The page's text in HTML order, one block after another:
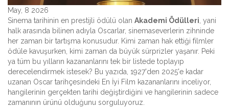
May, 8 2026
Sinema tarihinin en prestijli ödülü olan Akademi Ödülleri , yani
halk arasında bilinen adıyla Oscarlar, sinemaseverlerin zihninde
her zaman bir tartışma konusudur. Kimi zaman hak ettiği filmler
ödüle kavuşurken, kimi zaman da büyük sürprizler yaşanır. Peki
ya tüm bu yılların kazananlarını tek bir listede toplayıp
derecelendirmek istesek? Bu yazıda, 1927'den 2025'e kadar
uzanan Oscar tarihçesindeki En İyi Film kazananlarını inceliyor,
hangilerinin gerçekten tarihi değiştirdiğini ve hangilerinin sadece
zamanının ürünü olduğunu sorguluyoruz.